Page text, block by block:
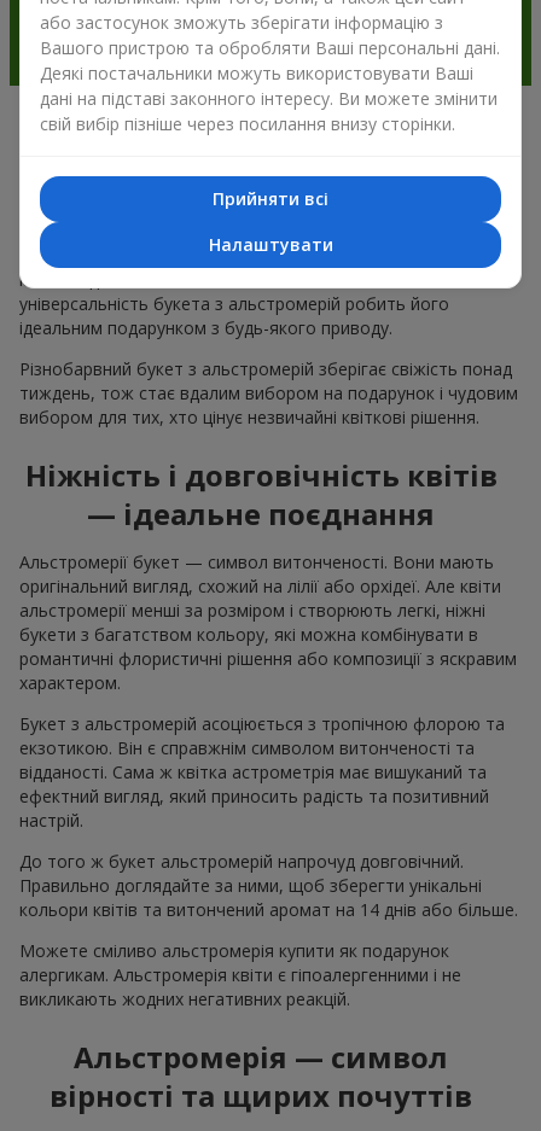
Чому варто вибрати букет з
альстромерії в м.Ізюм
Альстромерія квітка — це ніжність і естетика в одному
букеті. Чарівні кольори пелюсток і незвична форма ніжних
квітів подобається багатьом
універсальність букета з альстромерій робить його
ідеальним подарунком з будь-якого приводу.
Різнобарвний букет з альстромерій зберігає свіжість понад
тиждень, тож стає вдалим вибором на подарунок і чудовим
вибором для тих, хто цінує незвичайні квіткові рішення.
Ніжність і довговічність квітів
— ідеальне поєднання
Альстромерії букет — символ витонченості. Вони мають
оригінальний вигляд, схожий на лілії або орхідеї. Але квіти
альстромерії менші за розміром і створюють легкі, ніжні
букети з багатством кольору, які можна комбінувати в
романтичні флористичні рішення або композиції з яскравим
характером.
Букет з альстромерій асоціюється з тропічною флорою та
екзотикою. Він є справжнім символом витонченості та
відданості. Сама ж квітка астрометрія має вишуканий та
ефектний вигляд, який приносить радість та позитивний
настрій.
До того ж букет альстромерій напрочуд довговічний.
Правильно доглядайте за ними, щоб зберегти унікальні
кольори квітів та витончений аромат на 14 днів або більше.
Можете сміливо альстромерія купити як подарунок
алергикам. Альстромерія квіти є гіпоалергенними і не
викликають жодних негативних реакцій.
Альстромерія — символ
вірності та щирих почуттів
або застосунок зможуть зберігати інформацію з
Вашого пристрою та обробляти Ваші персональні дані.
Деякі постачальники можуть використовувати Ваші
дані на підставі законного інтересу. Ви можете змінити
свій вибір пізніше через посилання внизу сторінки.
Прийняти всі
Налаштувати